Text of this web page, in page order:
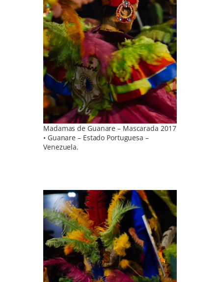
Madamas de Guanare – Mascarada 2017
• Guanare – Estado Portuguesa –
Venezuela.